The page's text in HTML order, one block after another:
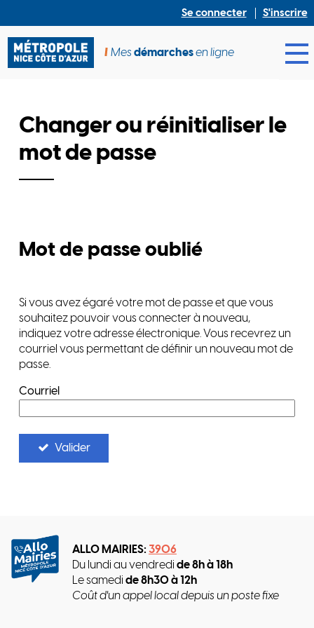
Se connecter S'inscrire
Mesdémarchesen ligne
Changer ou réinitialiser le
mot de passe
Mot de passe oublié
Si vous avez égaré votre mot de passe et que vous
souhaitez pouvoir vous connecter à nouveau,
indiquez votre adresse électronique. Vous recevrez un
courriel vous permettant de définir un nouveau mot de
passe.
Courriel
Valider
ALLO MAIRIES: 3906
Du lundi au vendredi de 8h à 18h
Le samedi de 8h30 à 12h
Coût d'un appel local depuis un poste fixe